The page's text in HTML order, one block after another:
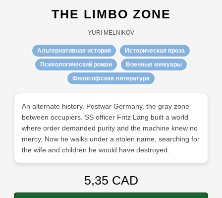
THE LIMBO ZONE
YURI MELNIKOV
Альтернативная история
Историческая проза
Психологический роман
Военные мемуары
Философская литература
An alternate history. Postwar Germany, the gray zone
between occupiers. SS officer Fritz Lang built a world
where order demanded purity and the machine knew no
mercy. Now he walks under a stolen name, searching for
the wife and children he would have destroyed.
5,35 CAD